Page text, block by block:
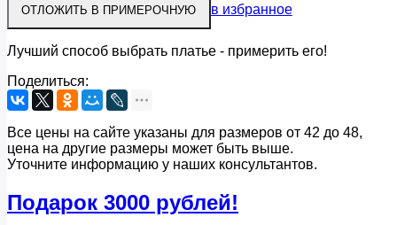
в избранное
Лучший способ выбрать платье - примерить его!
Поделиться:
Все цены на сайте указаны для размеров от 42 до 48,
цена на другие размеры может быть выше.
Уточните информацию у наших консультантов.
Подарок 3000 рублей!